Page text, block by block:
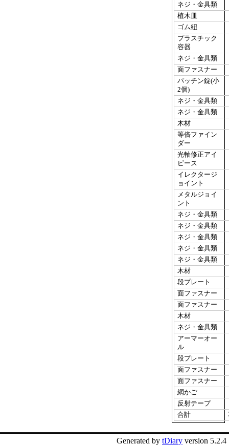
ネジ・金具類
植木皿
ゴム紐
プラスチック
容器
ネジ・金具類
面ファスナー
パッチン錠(小
2個)
ネジ・金具類
ネジ・金具類
木材
等倍ファイン
ダー
光軸修正アイ
ピース
イレクタージ
ョイント
メタルジョイ
ント
ネジ・金具類
ネジ・金具類
ネジ・金具類
ネジ・金具類
ネジ・金具類
木材
段プレート
面ファスナー
面ファスナー
木材
ネジ・金具類
アーマーオー
ル
段プレート
面ファスナー
面ファスナー
網かご
反射テープ
合計
Generated by tDiary version 5.2.4